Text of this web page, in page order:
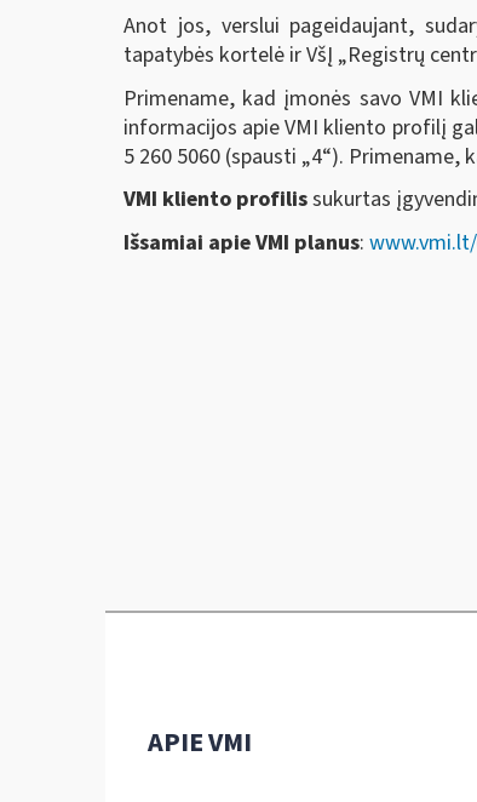
Anot jos, verslui pageidaujant,
tapatybės kortelė ir VšĮ „Registrų
Primename, kad įmonės savo VMI
informacijos apie VMI kliento profilį
5 260 5060 (spausti „4“).
VMI kliento profilissukurtas
Išsamiai apie VMI planus:
APIE VMI